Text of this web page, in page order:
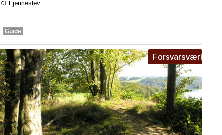
Fjenneslev
Guide
Forsvarsværk